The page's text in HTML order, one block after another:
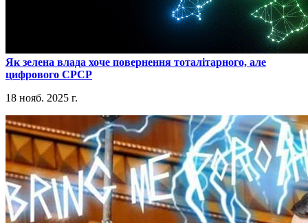
​Як зелена влада хоче повернення тоталітарного, але
цифрового СРСР
18 нояб. 2025 г.